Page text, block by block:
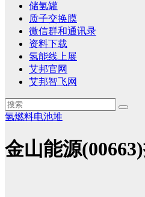
储氢罐
质子交换膜
微信群和通讯录
资料下载
氢能线上展
艾邦官网
艾邦智飞网
氢燃料电池堆
金山能源